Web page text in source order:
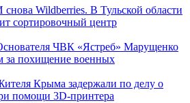
снова Wildberries. В Тульской области
сортировочный центр
ЧВК «Ястреб» Марущенко
за похищение военных
Крыма задержали по делу о
помощи 3D‑принтера